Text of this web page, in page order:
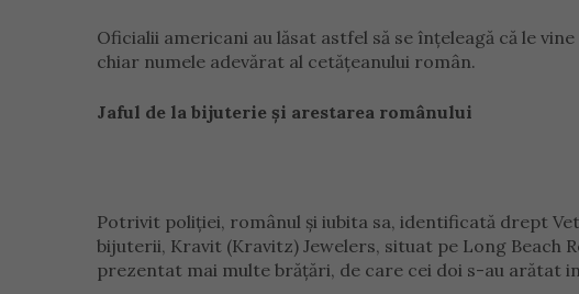
Oficialii americani au lăsat astfel să se înțeleagă că le
chiar numele adevărat al cetățeanului român.
Jaful de la bijuterie și arestarea românului
Potrivit poliției, românul și iubita sa, identificată drept
bijuterii, Kravit (Kravitz) Jewelers, situat pe Long Beach
prezentat mai multe brățări, de care cei doi s-au arătat